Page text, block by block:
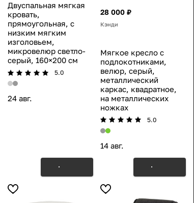
Двуспальная мягкая
кровать,
прямоугольная, с
низким мягким
изголовьем,
микровелюр светло-
серый, 160×200 см
5.0
24 авг.
28 000 ₽
Кэнди
Мягкое кресло с
подлокотниками,
велюр, серый,
металлический
каркас, квадратное,
на металлических
ножках
5.0
14 авг.